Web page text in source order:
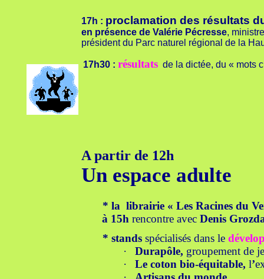
17h : proclamation des résultats
en présence de Valérie Pécresse,
président du Parc naturel régional de la
17h30 : résultats de la dictée, du « mots
A partir de 12h
Un espace adulte
* la librairie « Les Racines du
à 15h rencontre avec Denis
* stands spécialisés dans le
·
Durapôle, groupement de
·
Le coton bio-équitable,l’